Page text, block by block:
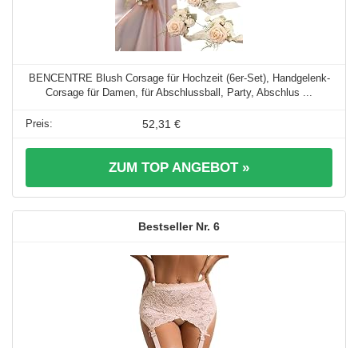
BENCENTRE Blush Corsage für Hochzeit (6er-Set), Handgelenk-
Corsage für Damen, für Abschlussball, Party, Abschlus ...
52,31 €
ZUM TOP ANGEBOT »
6